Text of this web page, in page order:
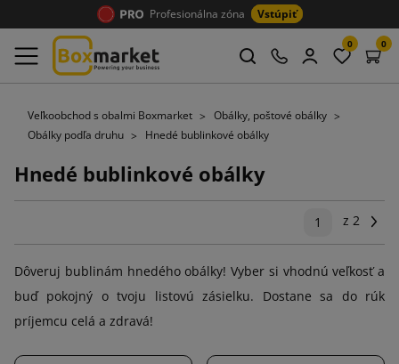
Profesionálna zóna Vstúpiť
0 0
Veľkoobchod s obalmi Boxmarket
Obálky, poštové obálky
Obálky podľa druhu
Hnedé bublinkové obálky
Hnedé bublinkové obálky
1 z 2
Dôveruj bublinám hnedého obálky! Vyber si vhodnú veľkosť a
buď pokojný o tvoju listovú zásielku. Dostane sa do rúk
príjemcu celá a zdravá!